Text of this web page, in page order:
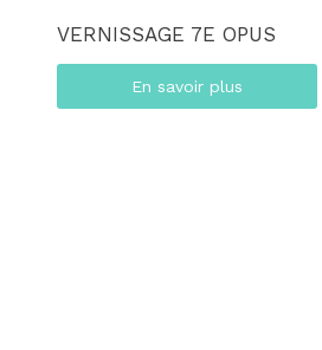
VERNISSAGE 7E OPUS
En savoir plus